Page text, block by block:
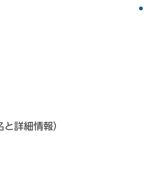
詳細情報）